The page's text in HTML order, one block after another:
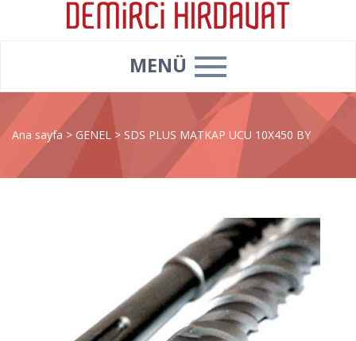
MENÜ
Ana sayfa > GENEL > SDS PLUS MATKAP UCU 10X450 BY